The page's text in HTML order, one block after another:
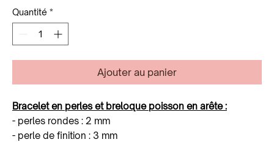
Quantité *
Ajouter au panier
Bracelet en perles et breloque poisson en arête :
- perles rondes : 2 mm
- perle de finition : 3 mm